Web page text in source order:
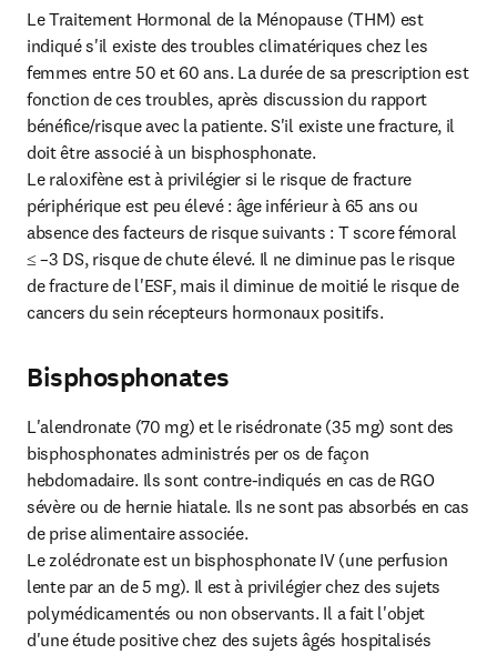
Le Traitement Hormonal de la Ménopause (THM) est
indiqué s'il existe des troubles climatériques chez les
femmes entre 50 et 60 ans. La durée de sa prescription est
fonction de ces troubles, après discussion du rapport
bénéfice/risque avec la patiente. S'il existe une fracture, il
doit être associé à un bisphosphonate.
Le raloxifène est à privilégier si le risque de fracture
périphérique est peu élevé : âge inférieur à 65 ans ou
absence des facteurs de risque suivants : T score fémoral
≤ –3 DS, risque de chute élevé. Il ne diminue pas le risque
de fracture de l'ESF, mais il diminue de moitié le risque de
cancers du sein récepteurs hormonaux positifs.
Bisphosphonates
L'alendronate (70 mg) et le risédronate (35 mg) sont des
bisphosphonates administrés per os de façon
hebdomadaire. Ils sont contre-indiqués en cas de RGO
sévère ou de hernie hiatale. Ils ne sont pas absorbés en cas
de prise alimentaire associée.
Le zolédronate est un bisphosphonate IV (une perfusion
lente par an de 5 mg). Il est à privilégier chez des sujets
polymédicamentés ou non observants. Il a fait l'objet
d'une étude positive chez des sujets âgés hospitalisés